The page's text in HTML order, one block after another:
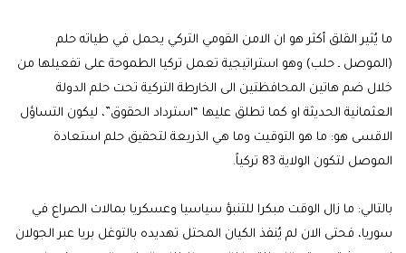
ما يُثير القلق أكثر هو ان الامن القومي التركي يحمل في طياته حلم
(الموصل ـ حلب) وهو استراتيجية تعمل تركيا الطموحة على تفعيلها من
خلال ضم هاتين المحافظتين الى الخارطة التركية تحت حلم الدولة
العثمانية الحديثة او كما تطلق عليها “استرداد الحقوق”، ليكون التساؤل
الاقسى هو: ما هو التوقيت وما هي الذريعة لتحقيق حلم استعادة
الموصل لتكون الولاية 83 تركياً.
بالتالي: ما زال الوقت مبكرا للتنبؤ سياسيا وعسكريا بمالات الصراع في
سوريا، فحتى الان لم يُنفذ الكيان المحتل تهديده بالتوغل بريا عبر الجولان